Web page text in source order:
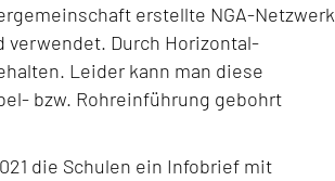
erstellte NGA-Netzwerk
verwendet. Durch Horizontal-
Leider kann man diese
bzw. Rohreinführung gebohrt
die Schulen ein Infobrief mit